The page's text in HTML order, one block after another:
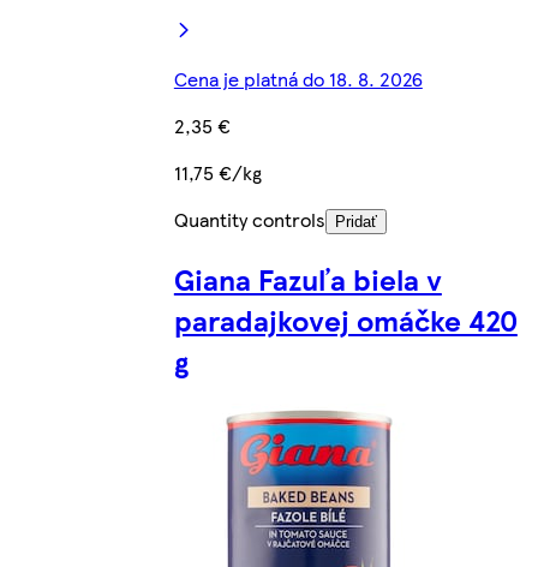
Cena je platná do 18. 8. 2026
2,35 €
11,75 €/kg
Quantity controls
Pridať
Giana Fazuľa biela v
paradajkovej omáčke 420
g